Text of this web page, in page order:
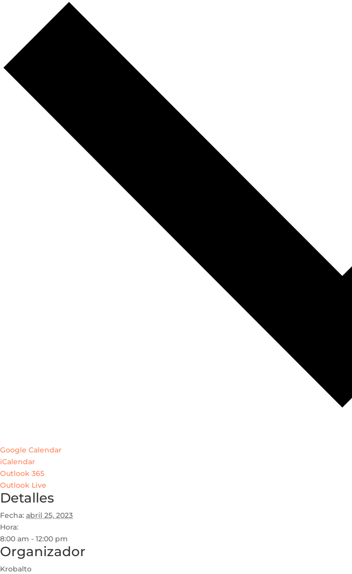
Google Calendar
iCalendar
Outlook 365
Outlook Live
Detalles
Fecha: abril 25, 2023
Hora:
8:00 am - 12:00 pm
Organizador
Krobalto